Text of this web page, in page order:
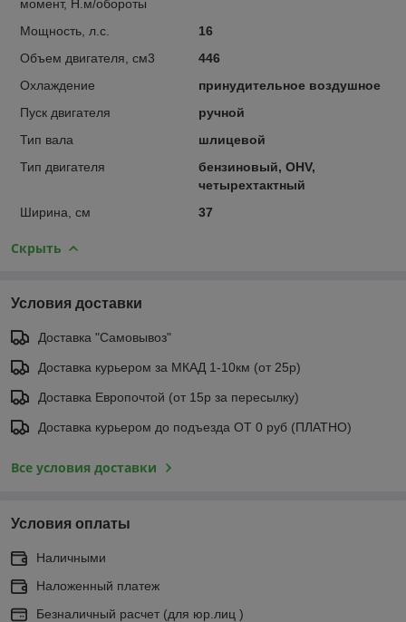
момент, Н.м/обороты
Мощность, л.с.
16
Объем двигателя, см3
446
Охлаждение
принудительное воздушное
Пуск двигателя
ручной
Тип вала
шлицевой
Тип двигателя
бензиновый, OHV,
четырехтактный
Ширина, см
37
Скрыть
Условия доставки
Доставка "Самовывоз"
Доставка курьером за МКАД 1-10км (от 25р)
Доставка Европочтой (от 15р за пересылку)
Доставка курьером до подъезда ОТ 0 руб (ПЛАТНО)
Все условия доставки
Условия оплаты
Наличными
Наложенный платеж
Безналичный расчет (для юр.лиц )